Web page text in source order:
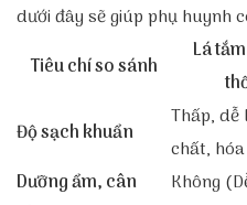
dưới đây sẽ giúp phụ huynh
Tiêu chí so sánh
Lá
Độ sạch khuẩn
Thấp, dễ
chất,
Dưỡng ẩm, cân
Không